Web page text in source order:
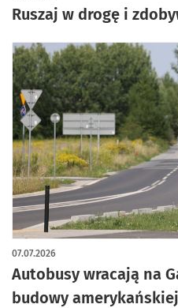
Ruszaj w drogę i
Autobusy wracają na
budowy
07.07.2026